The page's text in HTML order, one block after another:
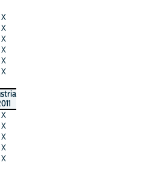
X
X
X
X
X
X
X
X
X
X
X